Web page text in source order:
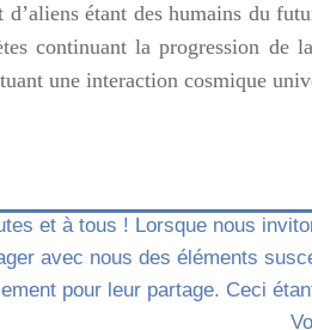
étant des humains du
continuant la progression de
une interaction cosmique
et à tous ! Lorsque nous
avec nous des éléments
pour leur partage. Ceci